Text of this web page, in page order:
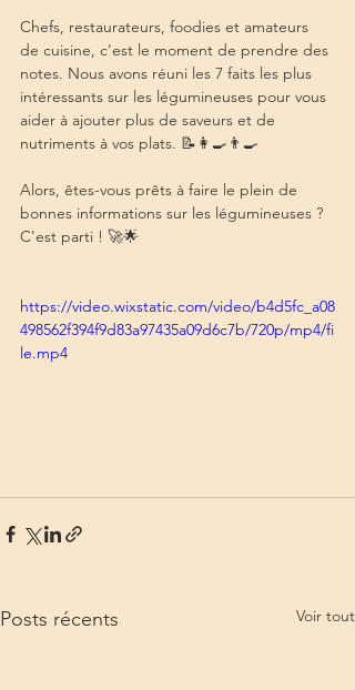
Chefs, restaurateurs, foodies et amateurs
de cuisine, c'est le moment de prendre des
notes. Nous avons réuni les 7 faits les plus
intéressants sur les légumineuses pour vous
aider à ajouter plus de saveurs et de
nutriments à vos plats. 📝👩‍🍳👨‍🍳
Alors, êtes-vous prêts à faire le plein de
bonnes informations sur les légumineuses ?
C'est parti ! 🚀🌟
https://video.wixstatic.com/video/b4d5fc_a08
498562f394f9d83a97435a09d6c7b/720p/mp4/fi
le.mp4
Posts récents Voir tout